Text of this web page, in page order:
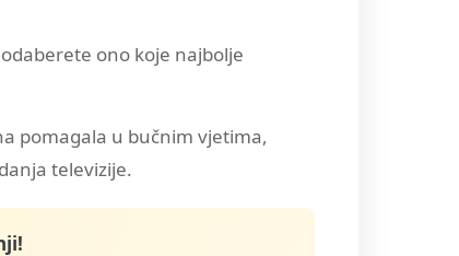
ono koje najbolje
pomagala u bučnim vjetima,
televizije.